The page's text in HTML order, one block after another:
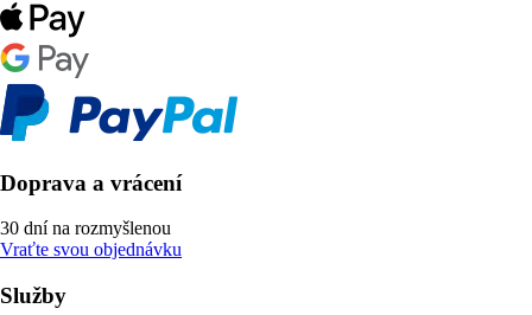
Doprava a vrácení
30 dní na rozmyšlenou
Vraťte svou objednávku
Služby